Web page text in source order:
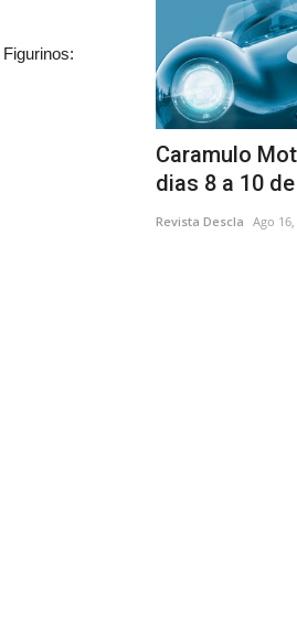
Caramulo
dias 8 a 10
Revista Descla Ago